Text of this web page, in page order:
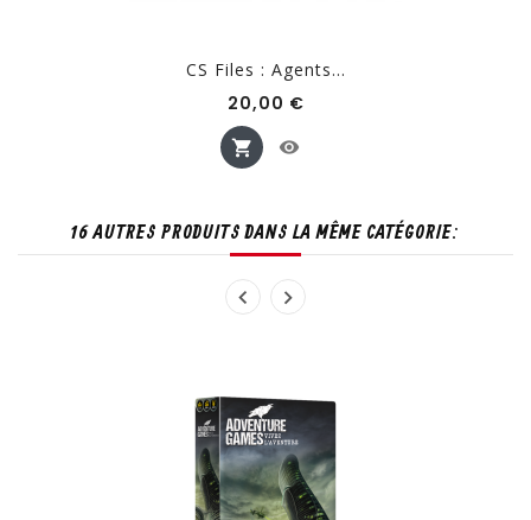
CS Files : Agents...
20,00 €Prix
16 AUTRES PRODUITS DANS LA MÊME CATÉGORIE: